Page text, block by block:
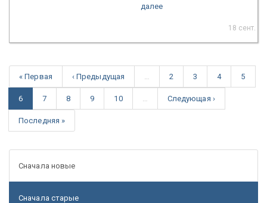
далее
18 сент.
« Первая ‹ Предыдущая 2 3 4 5
6 7 8 9 10 Следующая ›
Последняя »
Сначала новые
Сначала старые